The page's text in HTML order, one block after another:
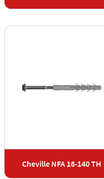
Cheville NFA 16-140 TH